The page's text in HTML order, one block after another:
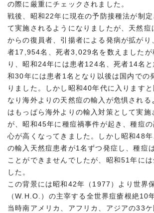
の際に厳重にチェックされました。
戦後、昭和22年に現在の予防接種法が制
て実施されるようになりましたが、天然痘
からの復員者、引揚者による発病が拡がり
者17,954名、死者3,029名を数えましたが
り、昭和24年には患者124名、死者14名
和30年には患者1名となり以後は国内での
りました。しかし昭和40年代に入ります
なり海外よりの天然痘の輸入が危惧される
はもっぱら海外よりの輸入対策として実施
が、昭和45年に種痘禍事件が起き、種痘
心が高くなってきました。しかし昭和48
の輸入天然痘患者が1名ずつ発症し、種痘
ことができませんでしたが、昭和51年には
した。
この背景には昭和42年（1977）より世界
（W.H.O.）の主宰する全世界痘瘡根絶10
当時南アメリカ、アフリカ、アジアの33